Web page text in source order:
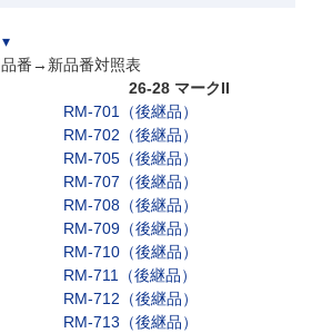
品番→新品番対照表
26-28 マークII
RM-701（後継品）
RM-702（後継品）
RM-705（後継品）
RM-707（後継品）
RM-708（後継品）
RM-709（後継品）
RM-710（後継品）
RM-711（後継品）
RM-712（後継品）
RM-713（後継品）